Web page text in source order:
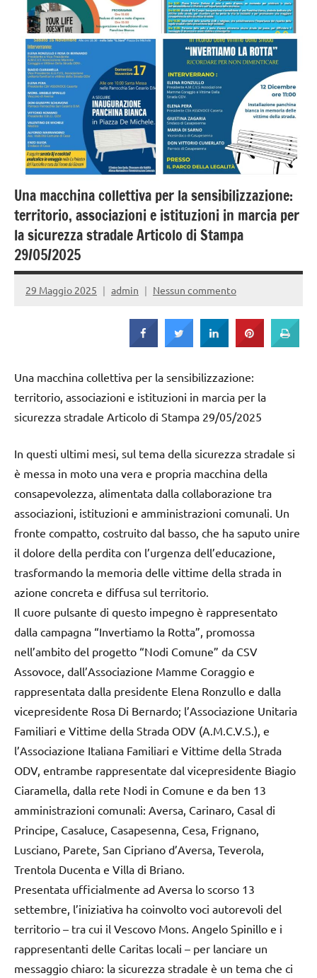
Una macchina collettiva per la sensibilizzazione:
territorio, associazioni e istituzioni in marcia per
la sicurezza stradale Articolo di Stampa
29/05/2025
29 Maggio 2025 admin Nessun commento
Una macchina collettiva per la sensibilizzazione:
territorio, associazioni e istituzioni in marcia per la
sicurezza stradale Articolo di Stampa 29/05/2025
In questi ultimi mesi, sul tema della sicurezza stradale si
è messa in moto una vera e propria macchina della
consapevolezza, alimentata dalla collaborazione tra
associazioni, istituzioni e amministrazioni comunali. Un
fronte compatto, costruito dal basso, che ha saputo unire
il dolore della perdita con l’urgenza dell’educazione,
trasformando la memoria delle vittime della strada in
azione concreta e diffusa sul territorio.
Il cuore pulsante di questo impegno è rappresentato
dalla campagna “Invertiamo la Rotta”, promossa
nell’ambito del progetto “Nodi Comune” da CSV
Assovoce, dall’Associazione Mamme Coraggio e
rappresentata dalla presidente Elena Ronzullo e dalla
vicepresidente Rosa Di Bernardo; l’Associazione Unitaria
Familiari e Vittime della Strada ODV (A.M.C.V.S.), e
l’Associazione Italiana Familiari e Vittime della Strada
ODV, entrambe rappresentate dal vicepresidente Biagio
Ciaramella, dalla rete Nodi in Comune e da ben 13
amministrazioni comunali: Aversa, Carinaro, Casal di
Principe, Casaluce, Casapesenna, Cesa, Frignano,
Lusciano, Parete, San Cipriano d’Aversa, Teverola,
Trentola Ducenta e Villa di Briano.
Presentata ufficialmente ad Aversa lo scorso 13
settembre, l’iniziativa ha coinvolto voci autorevoli del
territorio – tra cui il Vescovo Mons. Angelo Spinillo e i
rappresentanti delle Caritas locali – per lanciare un
messaggio chiaro: la sicurezza stradale è un tema che ci